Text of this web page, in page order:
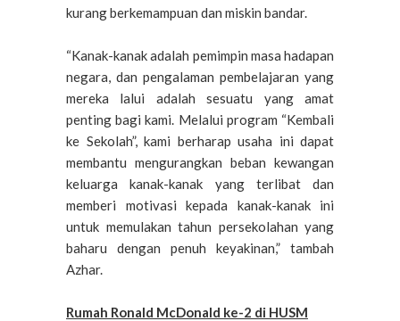
kurang berkemampuan dan miskin bandar.
“Kanak-kanak adalah pemimpin masa hadapan
negara, dan pengalaman pembelajaran yang
mereka lalui adalah sesuatu yang amat
penting bagi kami. Melalui program “Kembali
ke Sekolah”, kami berharap usaha ini dapat
membantu mengurangkan beban kewangan
keluarga kanak-kanak yang terlibat dan
memberi motivasi kepada kanak-kanak ini
untuk memulakan tahun persekolahan yang
baharu dengan penuh keyakinan,” tambah
Azhar.
Rumah Ronald McDonald ke-2 di HUSM